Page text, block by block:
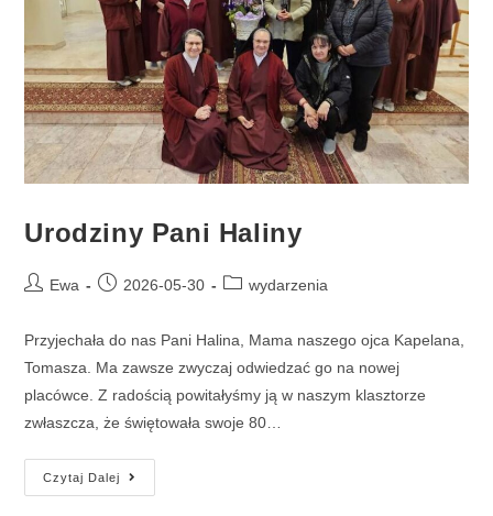
Urodziny Pani Haliny
Ewa 2026-05-30 wydarzenia
Przyjechała do nas Pani Halina, Mama naszego ojca Kapelana,
Tomasza. Ma zawsze zwyczaj odwiedzać go na nowej
placówce. Z radością powitałyśmy ją w naszym klasztorze
zwłaszcza, że świętowała swoje 80…
Czytaj Dalej